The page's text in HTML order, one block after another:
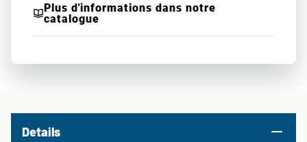
Plus d'informations dans notre
catalogue
Details